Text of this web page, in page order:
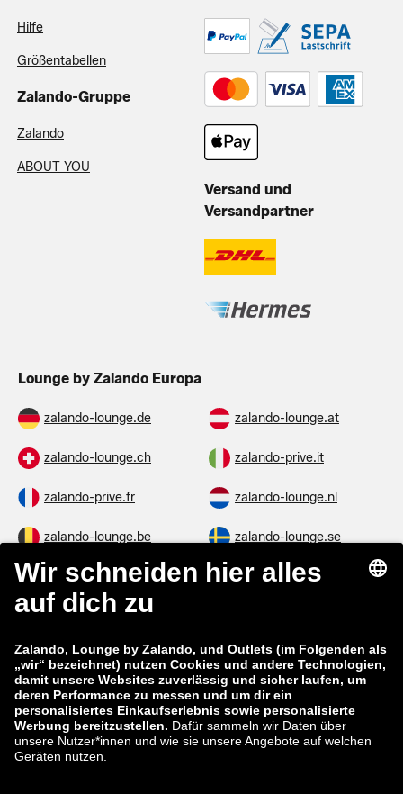
Hilfe
Größentabellen
Zalando-Gruppe
Zalando
ABOUT YOU
Versand und
Versandpartner
Lounge by Zalando Europa
zalando-lounge.de zalando-lounge.at
zalando-lounge.ch zalando-prive.it
zalando-prive.fr zalando-lounge.nl
zalando-lounge.be zalando-lounge.se
zalando-lounge.fi zalando-lounge.dk
zalando-lounge.co.uk
zalando-prive.es zalando-lounge.cz
zalando-lounge.lt zalando-lounge.sk
zalando-lounge.ro zalando-lounge.hr